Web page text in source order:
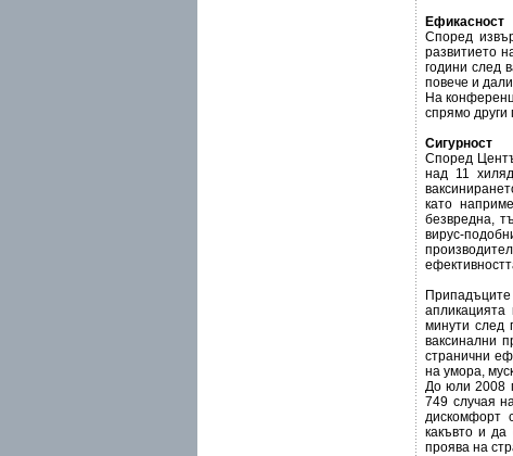
Ефикасност
Според
развитието
години след
повече и
На
спрямо
Сигурност
Според
над 11
като
безвредна,
вирус-
минути след
ваксинални
странични
на умора,
До юли 2008
749 случая
дискомфорт
какъвто и
проява на